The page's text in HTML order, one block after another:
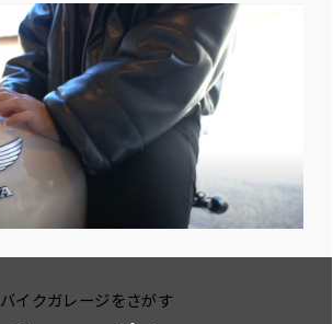
バイクガレージをさがす